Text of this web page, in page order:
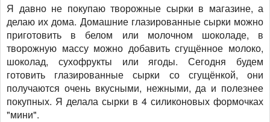
Я давно не покупаю творожные сырки в магазине, а
делаю их дома. Домашние глазированные сырки можно
приготовить в белом или молочном шоколаде, в
творожную массу можно добавить сгущённое молоко,
шоколад, сухофрукты или ягоды. Сегодня будем
готовить глазированные сырки со сгущёнкой, они
получаются очень вкусными, нежными, да и полезнее
покупных. Я делала сырки в 4 силиконовых формочках
"мини".